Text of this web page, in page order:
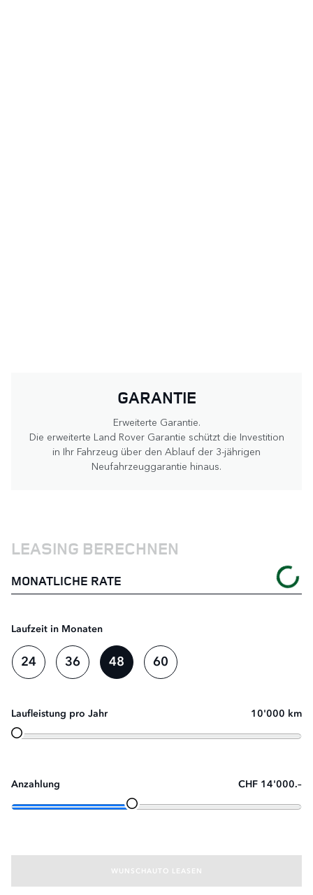
GARANTIE
Erweiterte Garantie.
Die erweiterte Land Rover Garantie schützt die Investition
in Ihr Fahrzeug über den Ablauf der 3-jährigen
Neufahrzeuggarantie hinaus.
LEASING BERECHNEN
MONATLICHE RATE
Laufzeit in Monaten
24 36 48 60
Laufleistung pro Jahr 10'000 km
Anzahlung CHF 14'000.–
WUNSCHAUTO LEASEN